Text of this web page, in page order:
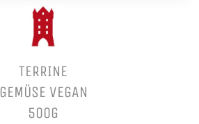
TERRINE
GEMÜSE VEGAN
500G